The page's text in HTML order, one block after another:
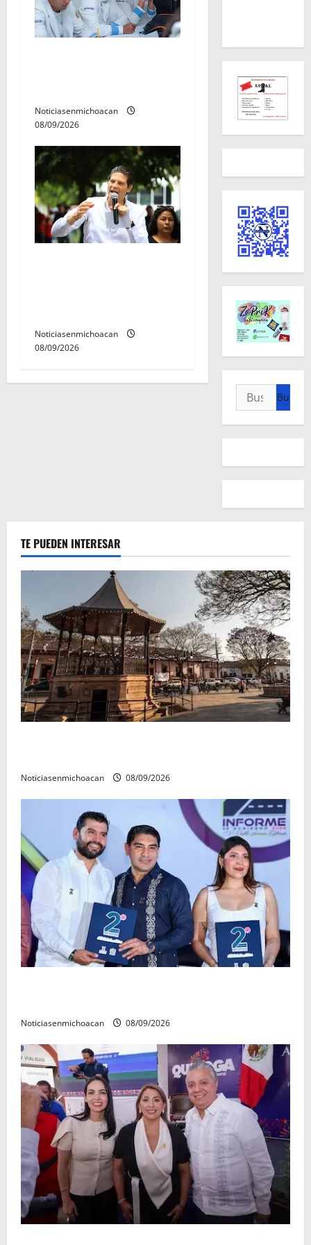
Noticiasenmichoacan
08/09/2026
Noticiasenmichoacan
08/09/2026
Buscar:
TE PUEDEN INTERESAR
Noticiasenmichoacan 08/09/2026
Noticiasenmichoacan 08/09/2026